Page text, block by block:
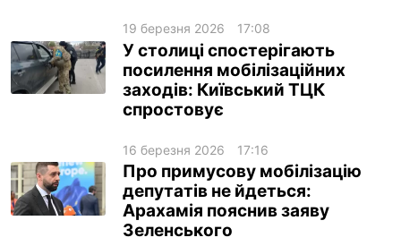
19 березня 2026 17:08
У столиці спостерігають
посилення мобілізаційних
заходів: Київський ТЦК
спростовує
16 березня 2026 17:16
Про примусову мобілізацію
депутатів не йдеться:
Арахамія пояснив заяву
Зеленського